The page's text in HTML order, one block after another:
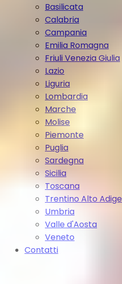
Basilicata
Calabria
Campania
Emilia Romagna
Friuli Venezia Giulia
Lazio
Liguria
Lombardia
Marche
Molise
Piemonte
Puglia
Sardegna
Sicilia
Toscana
Trentino Alto Adige
Umbria
Valle d'Aosta
Veneto
Contatti